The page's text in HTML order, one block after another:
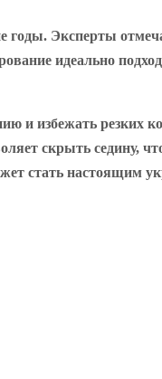
Эксперты
идеально
и избежать резких
скрыть седину,
стать настоящим